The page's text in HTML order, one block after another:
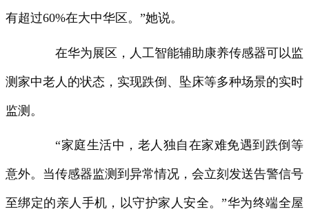
有超过60%在大中华区。”她说。
在华为展区，人工智能辅助康养传感器可以监
测家中老人的状态，实现跌倒、坠床等多种场景的实时
监测。
“家庭生活中，老人独自在家难免遇到跌倒等
意外。当传感器监测到异常情况，会立刻发送告警信号
至绑定的亲人手机，以守护家人安全。”华为终端全屋